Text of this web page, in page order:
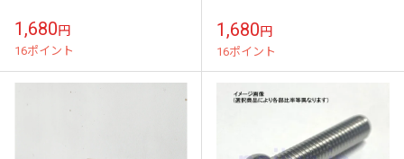
1,680円
16ポイント
1,680円
16ポイント